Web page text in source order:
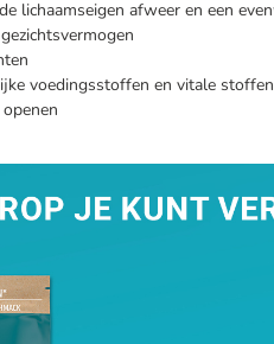
lichaamseigen afweer en een
voedingsstoffen en vitale